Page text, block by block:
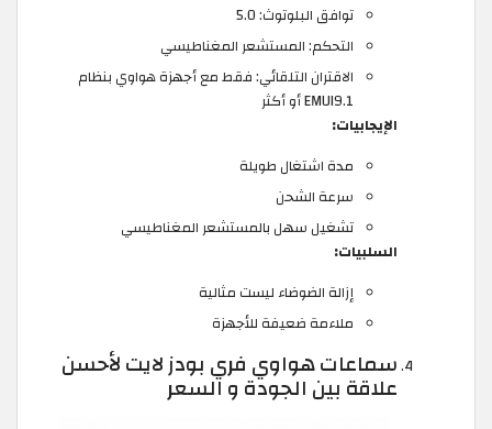
توافق البلوتوث: 5.0
التحكم: المستشعر المغناطيسي
الاقتران التلقائي: فقط مع أجهزة هواوي بنظام
EMUI9.1 أو أكثر
الإيجابيات:
مدة اشتغال طويلة
سرعة الشحن
تشغيل سهل بالمستشعر المغناطيسي
السلبيات:
إزالة الضوضاء ليست مثالية
ملاءمة ضعيفة للأجهزة
سماعات هواوي فري بودز لايت لأحسن
علاقة بين الجودة و السعر